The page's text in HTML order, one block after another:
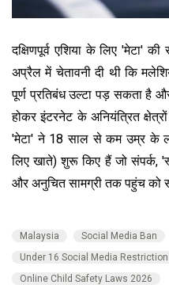
दक्षिणपूर्व एशिया के लिए 'मेटा'
अप्रैल में चेतावनी दी थी कि
पूर्ण प्रतिबंध उल्टा पड़ सकता है
होकर इंटरनेट के अनियंत्रित
'मेटा' ने 18 साल से कम उम्र के
लिए खाते) शुरू किए हैं जो संपर्क,
और अनुचित सामग्री तक पहुंच को
Malaysia Social Media Ban
Under 16 Social Media Restriction
Online Child Safety Laws 2026